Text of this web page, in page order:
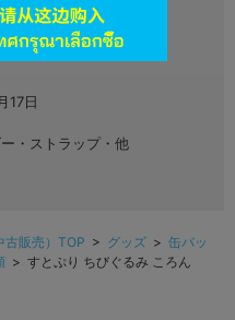
17日
・ストラップ・他
古販売）TOP > グッズ > 缶バッ
> すとぷり ちびぐるみ ころん